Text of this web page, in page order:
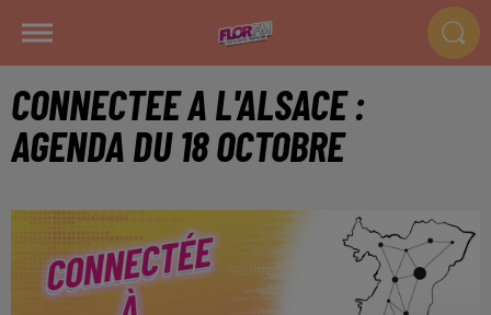
CONNECTEE A L'ALSACE :
AGENDA DU 18 OCTOBRE